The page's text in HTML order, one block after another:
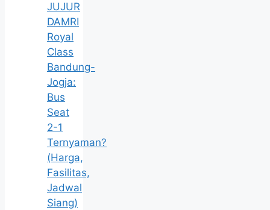
JUJUR
DAMRI
Royal
Class
Bandung-
Jogja:
Bus
Seat
2-1
Ternyaman?
(Harga,
Fasilitas,
Jadwal
Siang)